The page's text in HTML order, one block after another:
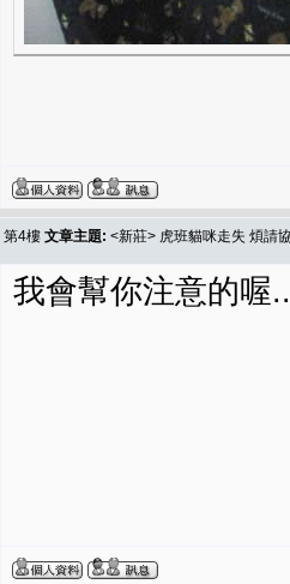
第4樓 文章主題: <新莊> 虎班貓咪走失 煩請
我會幫你注意的喔